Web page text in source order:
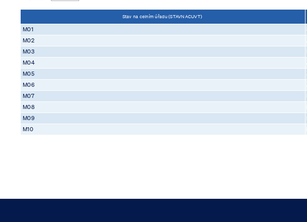
Stav na celním úřadu (STAVNACUVT)
M01
M02
M03
M04
M05
M06
M07
M08
M09
M10